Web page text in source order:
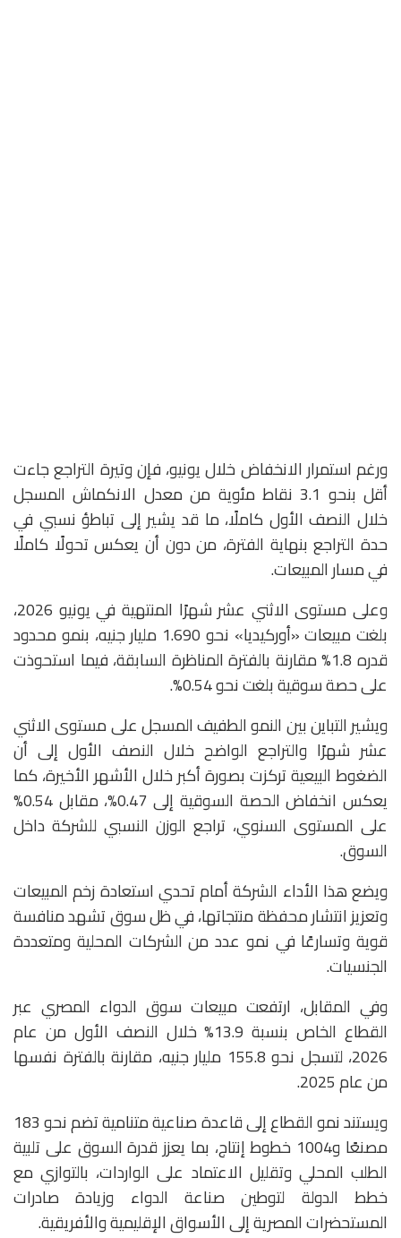
ورغم استمرار الانخفاض خلال يونيو، فإن وتيرة التراجع جاءت
أقل بنحو 3.1 نقاط مئوية من معدل الانكماش المسجل
خلال النصف الأول كاملًا، ما قد يشير إلى تباطؤ نسبي في
حدة التراجع بنهاية الفترة، من دون أن يعكس تحولًا كاملًا
في مسار المبيعات.
وعلى مستوى الاثني عشر شهرًا المنتهية في يونيو 2026،
بلغت مبيعات «أوركيديا» نحو 1.690 مليار جنيه، بنمو محدود
قدره 1.8% مقارنة بالفترة المناظرة السابقة، فيما استحوذت
على حصة سوقية بلغت نحو 0.54%.
ويشير التباين بين النمو الطفيف المسجل على مستوى الاثني
عشر شهرًا والتراجع الواضح خلال النصف الأول إلى أن
الضغوط البيعية تركزت بصورة أكبر خلال الأشهر الأخيرة، كما
يعكس انخفاض الحصة السوقية إلى 0.47%، مقابل 0.54%
على المستوى السنوي، تراجع الوزن النسبي للشركة داخل
السوق.
ويضع هذا الأداء الشركة أمام تحدي استعادة زخم المبيعات
وتعزيز انتشار محفظة منتجاتها، في ظل سوق تشهد منافسة
قوية وتسارعًا في نمو عدد من الشركات المحلية ومتعددة
الجنسيات.
وفي المقابل، ارتفعت مبيعات سوق الدواء المصري عبر
القطاع الخاص بنسبة 13.9% خلال النصف الأول من عام
2026، لتسجل نحو 155.8 مليار جنيه، مقارنة بالفترة نفسها
من عام 2025.
ويستند نمو القطاع إلى قاعدة صناعية متنامية تضم نحو 183
مصنعًا و1004 خطوط إنتاج، بما يعزز قدرة السوق على تلبية
الطلب المحلي وتقليل الاعتماد على الواردات، بالتوازي مع
خطط الدولة لتوطين صناعة الدواء وزيادة صادرات
المستحضرات المصرية إلى الأسواق الإقليمية والأفريقية.